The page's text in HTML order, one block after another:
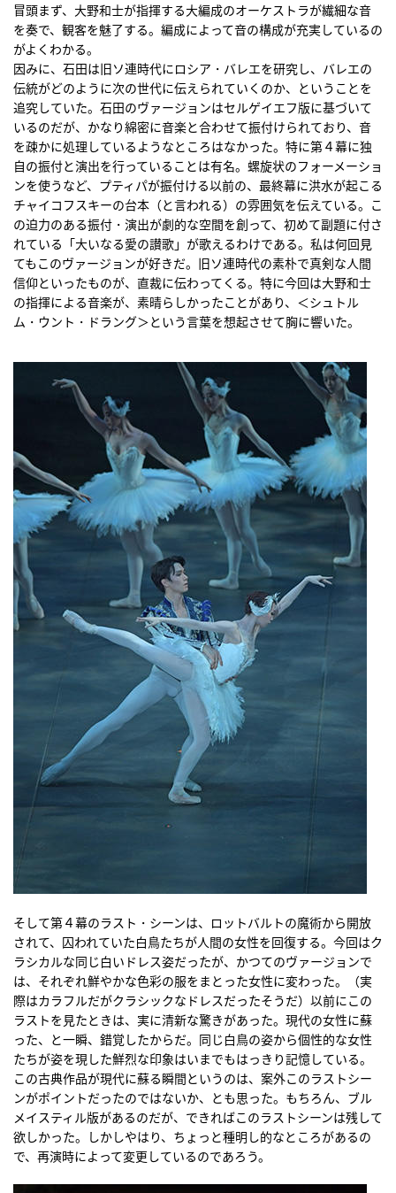
冒頭まず、大野和士が指揮する大編成のオーケストラが繊細な音
を奏で、観客を魅了する。編成によって音の構成が充実しているの
がよくわかる。
因みに、石田は旧ソ連時代にロシア・バレエを研究し、バレエの
伝統がどのように次の世代に伝えられていくのか、ということを
追究していた。石田のヴァージョンはセルゲイエフ版に基づいて
いるのだが、かなり綿密に音楽と合わせて振付けられており、音
を疎かに処理しているようなところはなかった。特に第４幕に独
自の振付と演出を行っていることは有名。螺旋状のフォーメーショ
ンを使うなど、プティパが振付ける以前の、最終幕に洪水が起こる
チャイコフスキーの台本（と言われる）の雰囲気を伝えている。こ
の迫力のある振付・演出が劇的な空間を創って、初めて副題に付さ
れている「大いなる愛の讃歌」が歌えるわけである。私は何回見
てもこのヴァージョンが好きだ。旧ソ連時代の素朴で真剣な人間
信仰といったものが、直裁に伝わってくる。特に今回は大野和士
の指揮による音楽が、素晴らしかったことがあり、＜シュトル
ム・ウント・ドラング＞という言葉を想起させて胸に響いた。
そして第４幕のラスト・シーンは、ロットバルトの魔術から開放
されて、囚われていた白鳥たちが人間の女性を回復する。今回はク
ラシカルな同じ白いドレス姿だったが、かつてのヴァージョンで
は、それぞれ鮮やかな色彩の服をまとった女性に変わった。（実
際はカラフルだがクラシックなドレスだったそうだ）以前にこの
ラストを見たときは、実に清新な驚きがあった。現代の女性に蘇
った、と一瞬、錯覚したからだ。同じ白鳥の姿から個性的な女性
たちが姿を現した鮮烈な印象はいまでもはっきり記憶している。
この古典作品が現代に蘇る瞬間というのは、案外このラストシー
ンがポイントだったのではないか、とも思った。もちろん、ブル
メイスティル版があるのだが、できればこのラストシーンは残して
欲しかった。しかしやはり、ちょっと種明し的なところがあるの
で、再演時によって変更しているのであろう。